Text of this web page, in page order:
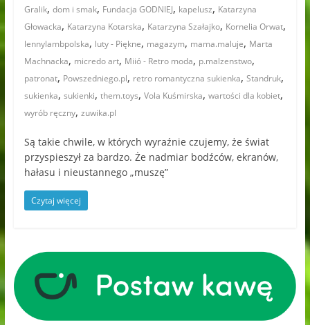
Gralik, dom i smak, Fundacja GODNIEJ, kapelusz, Katarzyna
Głowacka, Katarzyna Kotarska, Katarzyna Szałajko, Kornelia Orwat,
lennylambpolska, luty - Piękne, magazym, mama.maluje, Marta
Machnacka, micredo art, Miió - Retro moda, p.malzenstwo,
patronat, Powszedniego.pl, retro romantyczna sukienka, Standruk,
sukienka, sukienki, them.toys, Vola Kuśmirska, wartości dla kobiet,
wyrób ręczny, zuwika.pl
Są takie chwile, w których wyraźnie czujemy, że świat
przyspieszył za bardzo. Że nadmiar bodźców, ekranów,
hałasu i nieustannego „muszę”
Czytaj więcej